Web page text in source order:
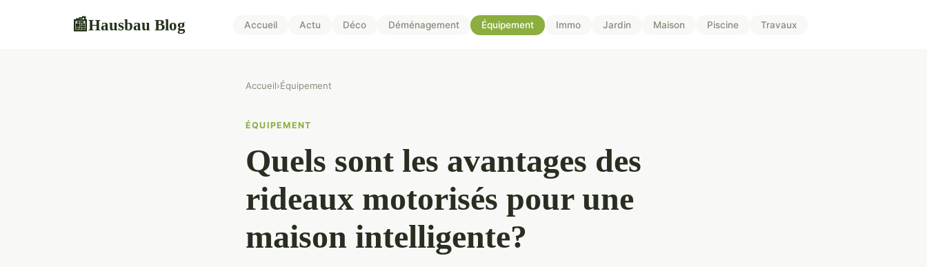
📰Hausbau Blog Accueil Actu Déco Déménagement Équipement Immo Jardin Maison Piscine Travaux
Accueil›Équipement
ÉQUIPEMENT
Quels sont les avantages des
rideaux motorisés pour une
maison intelligente?